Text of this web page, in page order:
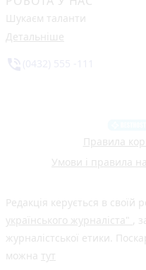
Шукаєм таланти
Детальніше
Правила
Умови і правила
Редакція керується в своїй
українського журналіста" ,
журналістської етики.
можна тут